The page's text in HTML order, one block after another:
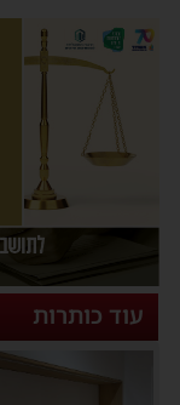
עוד כותרות